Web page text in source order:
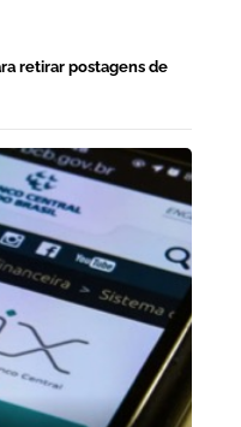
retirar postagens de